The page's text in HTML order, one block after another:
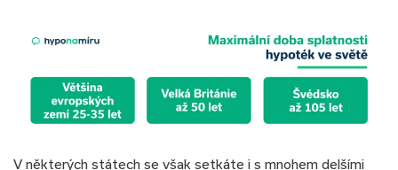
V některých státech se však setkáte i s mnohem delšími